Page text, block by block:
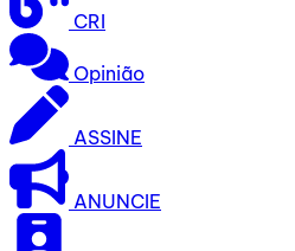
CRI
Opinião
ASSINE
ANUNCIE